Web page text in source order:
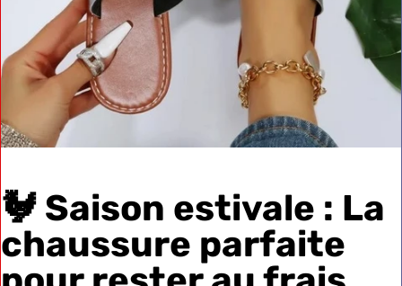
🐓 Saison estivale : La
chaussure parfaite